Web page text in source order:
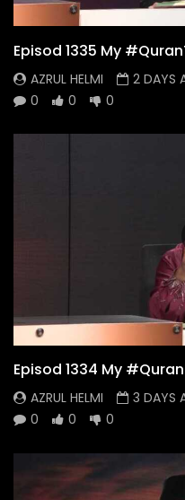
Episod 1335 My
AZRUL HELMI 2 DAYS
0
0 0
Episod 1334 My
AZRUL HELMI 3 DAYS
0
0 0